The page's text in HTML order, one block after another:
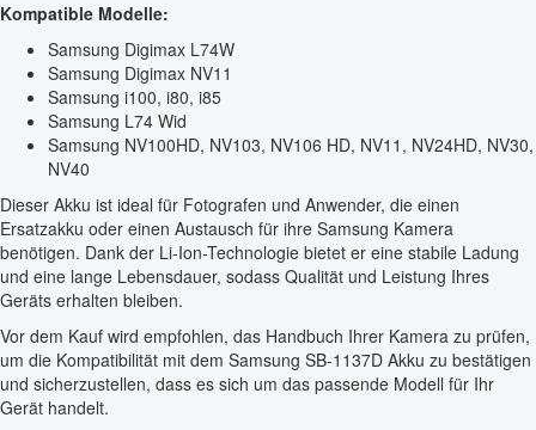
Kompatible Modelle:
Samsung Digimax L74W
Samsung Digimax NV11
Samsung i100, i80, i85
Samsung L74 Wid
Samsung NV100HD, NV103, NV106 HD, NV11, NV24HD, NV30,
NV40
Dieser Akku ist ideal für Fotografen und Anwender, die einen
Ersatzakku oder einen Austausch für ihre Samsung Kamera
benötigen. Dank der Li-Ion-Technologie bietet er eine stabile Ladung
und eine lange Lebensdauer, sodass Qualität und Leistung Ihres
Geräts erhalten bleiben.
Vor dem Kauf wird empfohlen, das Handbuch Ihrer Kamera zu prüfen,
um die Kompatibilität mit dem Samsung SB-1137D Akku zu bestätigen
und sicherzustellen, dass es sich um das passende Modell für Ihr
Gerät handelt.